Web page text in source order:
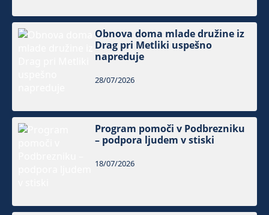
Obnova doma mlade družine iz
Drag pri Metliki uspešno
napreduje
28/07/2026
Program pomoči v Podbrezniku
– podpora ljudem v stiski
18/07/2026